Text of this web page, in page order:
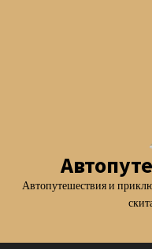
Автопутешествия и